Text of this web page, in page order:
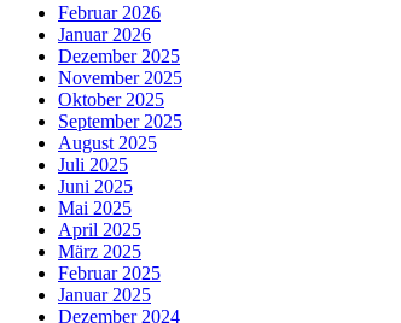
Februar 2026
Januar 2026
Dezember 2025
November 2025
Oktober 2025
September 2025
August 2025
Juli 2025
Juni 2025
Mai 2025
April 2025
März 2025
Februar 2025
Januar 2025
Dezember 2024